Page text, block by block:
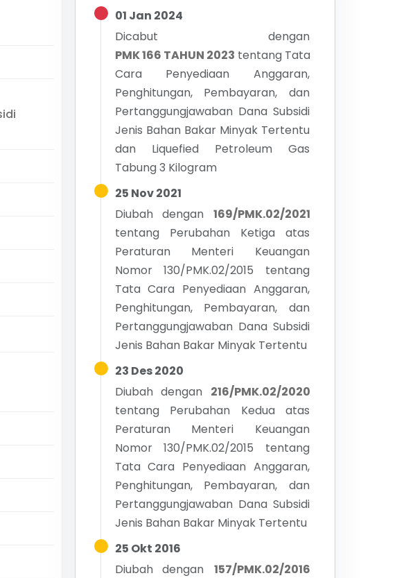
01 Jan 2024
Dicabut dengan
PMK 166 TAHUN 2023 tentang Tata
Cara Penyediaan Anggaran,
Penghitungan, Pembayaran, dan
Pertanggungjawaban Dana Subsidi
Jenis Bahan Bakar Minyak Tertentu
dan Liquefied Petroleum Gas
Tabung 3 Kilogram
25 Nov 2021
Diubah dengan
169/PMK.02/2021
tentang Perubahan Ketiga atas
Peraturan Menteri Keuangan
Nomor 130/PMK.02/2015 tentang
Tata Cara Penyediaan Anggaran,
Penghitungan, Pembayaran, dan
Pertanggungjawaban Dana Subsidi
Jenis Bahan Bakar Minyak Tertentu
23 Des 2020
Diubah dengan 216/PMK.02/2020
tentang Perubahan Kedua atas
Peraturan Menteri Keuangan
Nomor 130/PMK.02/2015 tentang
Tata Cara Penyediaan Anggaran,
Penghitungan, Pembayaran, dan
Pertanggungjawaban Dana Subsidi
Jenis Bahan Bakar Minyak Tertentu
25 Okt 2016
Diubah dengan
157/PMK.02/2016